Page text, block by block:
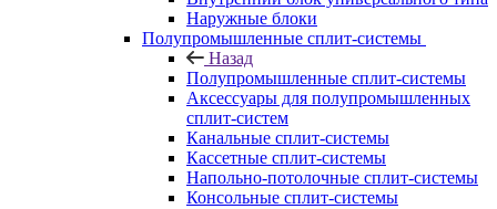
Наружные блоки
Полупромышленные сплит-системы
Назад
Полупромышленные сплит-системы
Аксессуары для полупромышленных
сплит-систем
Канальные сплит-системы
Кассетные сплит-системы
Напольно-потолочные сплит-системы
Консольные сплит-системы